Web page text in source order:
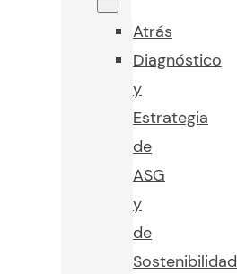
Atrás
Diagnóstico
y
Estrategia
de
ASG
y
de
Sostenibilidad